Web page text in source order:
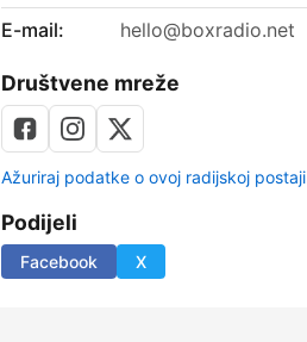
E-mail:
hello@boxradio.net
Društvene mreže
Ažuriraj podatke o ovoj radijskoj postaji
Podijeli
Facebook X